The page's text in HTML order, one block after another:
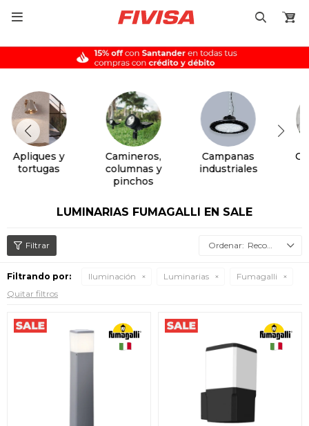

Camineros,
columnas y
Campanas
industriales
Cintas LED
LUMINARIAS FUMAGALLI EN SALE
Recomendados
Filtrando por: Iluminación Luminarias
Fumagalli
Quitar filtros